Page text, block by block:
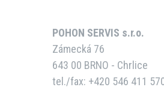
POHON SERVIS s.r.o.
Zámecká 76
643 00 BRNO - Chrlice
tel./fax: +420 546 411